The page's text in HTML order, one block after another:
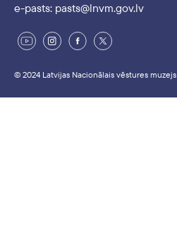
e-pasts: pasts@lnvm.gov.lv
© 2024 Latvijas Nacionālais vēstures muzejs